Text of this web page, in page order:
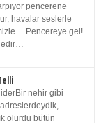
pencerene
havalar seslerle
Pencereye gel!
nehir gibi
adreslerdeydik,
olurdu bütün